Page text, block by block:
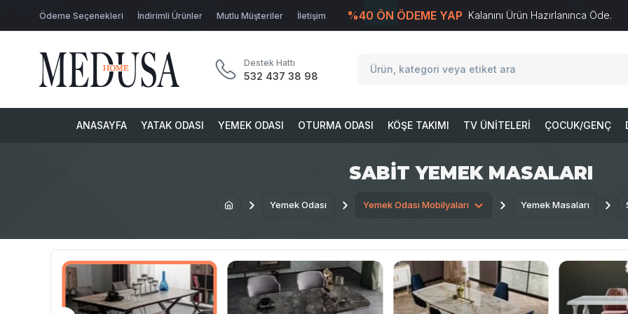
Ödeme Seçenekleri İndirimli Ürünler Mutlu Müşteriler İletişim %40 ÖN ÖDEME YAP Kalanını Ürün Hazırlanınca Öde.
Destek Hattı
532 437 38 98
ANASAYFA YATAK ODASI YEMEK ODASI OTURMA ODASI KÖŞE TAKIMI TV ÜNITELERI ÇOCUK/GENÇ
SABIT YEMEK MASALARI
Yemek Odası Yemek Odası Mobilyaları Yemek Masaları
T-Soft E-TicaretSistemleriyle Hazırlanmıştır.